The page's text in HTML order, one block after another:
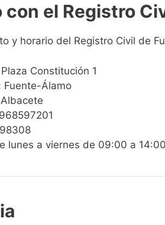
el Registro
y horario del Registro Civil de
Constitución 1
Fuente-Álamo
lunes a viernes de 09:00 a